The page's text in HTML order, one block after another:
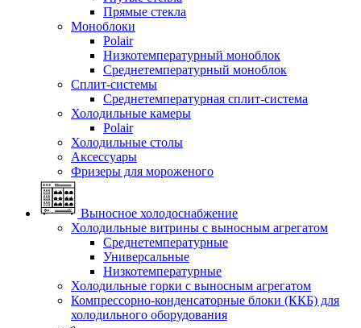
Прямые стекла
Моноблоки
Polair
Низкотемпературный моноблок
Среднетемпературный моноблок
Сплит-системы
Среднетемпературная сплит-система
Холодильные камеры
Polair
Холодильные столы
Аксессуары
Фризеры для мороженого
Выносное холодоснабжение
Холодильные витрины с выносным агрегатом
Среднетемпературные
Универсальные
Низкотемпературные
Холодильные горки с выносным агрегатом
Компрессорно-конденсаторные блоки (ККБ) для
холодильного оборудования